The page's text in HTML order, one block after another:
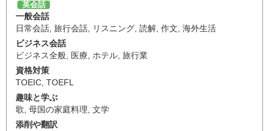
英会話
一般会話
日常会話, 旅行会話, リスニング, 読解, 作文, 海外生活
ビジネス会話
ビジネス全般, 医療, ホテル, 旅行業
資格対策
TOEIC, TOEFL
趣味と学ぶ
歌, 母国の家庭料理, 文学
添削や翻訳